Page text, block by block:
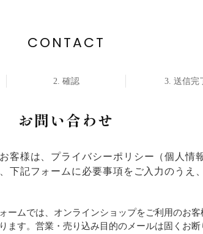
CONTACT
確認 送信完
お問い合わせ
客様は、 プライバシーポリシー （個人情
下記フォームに必要事項をご入力のうえ
ームでは、オンラインショップをご利用のお
ます。営業・売り込み目的のメールは固くお断